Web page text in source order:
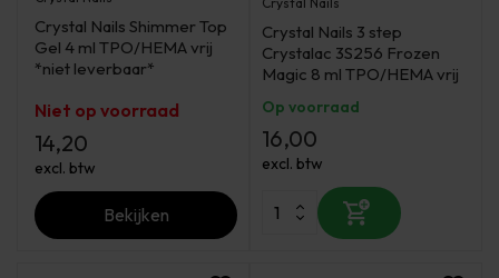
Crystal Nails Shimmer Top
Gel 4 ml TPO/HEMA vrij
*niet leverbaar*
Niet op voorraad
14,20
excl. btw
Bekijken
Crystal Nails 3 step
Crystalac 3S256 Frozen
Magic 8 ml TPO/HEMA vrij
Op voorraad
16,00
excl. btw